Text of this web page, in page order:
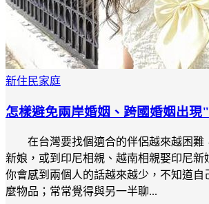
新住民家庭
怎樣避免兩岸婚姻、跨國婚姻出
在台灣要找個適合的伴侶越來越困
新娘，或到印尼相親、越南相親娶印尼
你會感到兩個人的話越來越少，不知道
麼物品；常常覺得與另一半聊...